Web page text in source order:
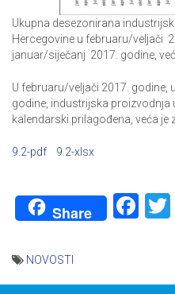
Ukupna desezonirana
Hercegovine u februaru/veljači
januar/siječanj 2017. godine,
U februaru/veljači 2017. godine,
godine, industrijska proizvodnja
kalendarski prilagođena, veća je
9.2-pdf 9.2-xlsx
Share
NOVOSTI